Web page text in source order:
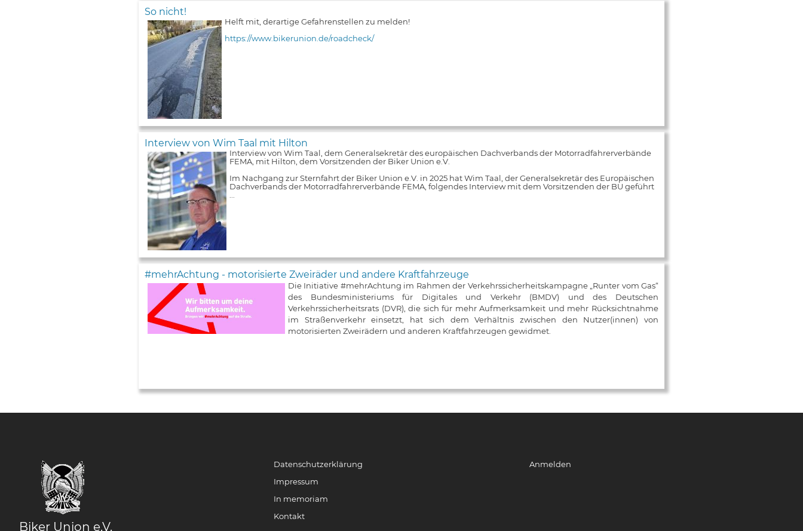
So nicht!
Helft mit, derartige Gefahrenstellen zu melden!
https://www.bikerunion.de/roadcheck/
Interview von Wim Taal mit Hilton
Interview von Wim Taal, dem Generalsekretär des europäischen Dachverbands der Motorradfahrerverbände
FEMA, mit Hilton, dem Vorsitzenden der Biker Union e.V.
Im Nachgang zur Sternfahrt der Biker Union e.V. in 2025 hat Wim Taal, der Generalsekretär des Europäischen
Dachverbands der Motorradfahrerverbände FEMA, folgendes Interview mit dem Vorsitzenden der BU geführt
#mehrAchtung - motorisierte Zweiräder und andere Kraftfahrzeuge
Die Initiative #mehrAchtung im Rahmen der Verkehrssicherheitskampagne „Runter vom Gas“
des Bundesministeriums für Digitales und Verkehr (BMDV) und des Deutschen
Verkehrssicherheitsrats (DVR), die sich für mehr Aufmerksamkeit und mehr Rücksichtnahme
im Straßenverkehr einsetzt, hat sich dem Verhältnis zwischen den Nutzer(innen) von
motorisierten Zweirädern und anderen Kraftfahrzeugen gewidmet.
Biker Union e.V.
Datenschutzerklärung
Impressum
In memoriam
Kontakt
Anmelden